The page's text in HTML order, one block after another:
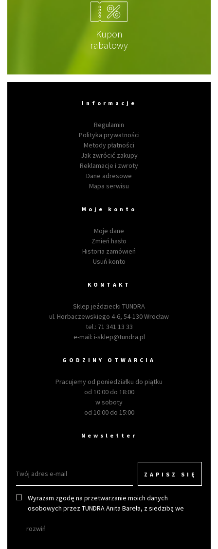
Kupon
rabatowy
Informacje
Regulamin
Polityka prywatności
Metody płatności
Jak zwrócić zakupy
Reklamacje i zwroty
Dane adresowe
Mapa serwisu
Moje konto
Moje dane
Zmień hasło
Historia zamówień
Usuń konto
KONTAKT
Sklep jeździecki TUNDRA
ul. Horbaczewskiego 4-6, 54-130 Wrocław
tel.: 71 341 13 33
e-mail: i-sklep@tundra.pl
GODZINY OTWARCIA
Pracujemy od poniedziałku do piątku
od 10:00 do 18:00
w soboty
od 10:00 do 15:00
Newsletter
ZAPISZ SIĘ
Wyrażam zgodę na przetwarzanie moich danych
osobowych przez TUNDRA Anita Bareła, z siedzibą we
rozwiń